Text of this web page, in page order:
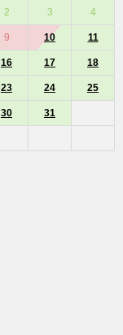
2 3 4
9 10 11
16 17 18
23 24 25
30 31